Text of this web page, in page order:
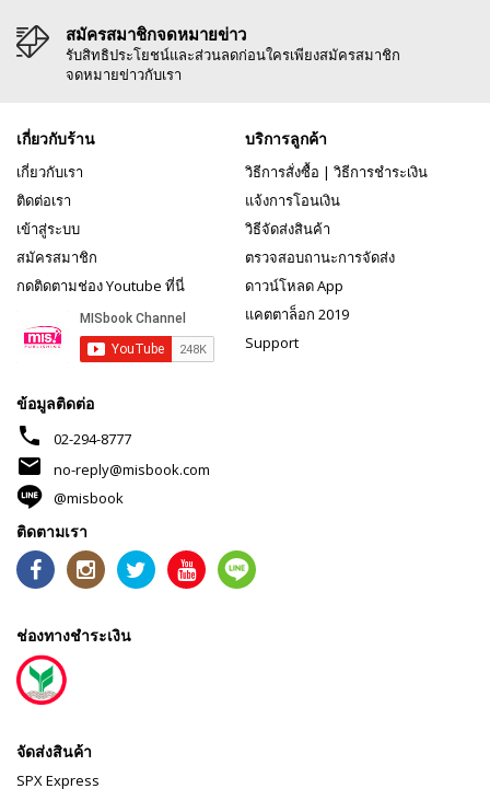
สมัครสมาชิกจดหมายข่าว
รับสิทธิประโยชน์และส่วนลดก่อนใครเพียงสมัครสมาชิก
จดหมายข่าวกับเรา
เกี่ยวกับร้าน
เกี่ยวกับเรา
ติดต่อเรา
เข้าสู่ระบบ
สมัครสมาชิก
กดติดตามช่อง Youtube ที่นี่
บริการลูกค้า
วิธีการสั่งซื้อ | วิธีการชำระเงิน
แจ้งการโอนเงิน
วิธีจัดส่งสินค้า
ตรวจสอบถานะการจัดส่ง
ดาวน์โหลด App
แคตตาล็อก 2019
Support
ข้อมูลติดต่อ
phone 02-294-8777
mail
no-reply@misbook.com
@misbook
ติดตามเรา
ช่องทางชำระเงิน
จัดส่งสินค้า
SPX Express